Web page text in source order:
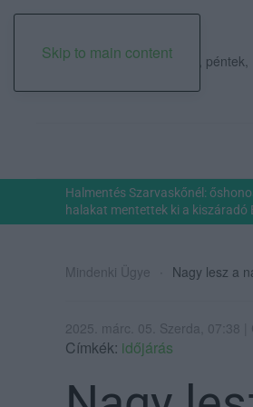
Skip to main content
2026. augusztus 07., péntek,
Halmentés Szarvaskőnél:
halakat mentettek ki a kiszáradó
Mindenki Ügye Nagy lesz a
2025. márc. 05. Szerda, 07:38
Címkék: időjárás